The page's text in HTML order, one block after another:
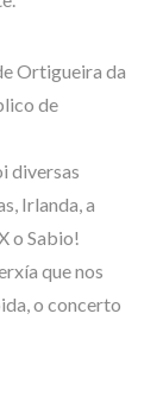
Ortigueira da
de
diversas
Irlanda, a
o Sabio!
que nos
o concerto